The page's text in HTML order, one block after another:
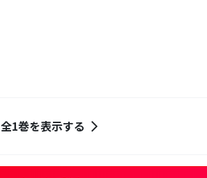
全1巻を表示する